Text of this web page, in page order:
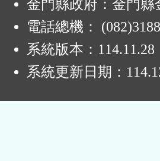
金門縣政府：金門縣
電話總機：
系統版本： 114.11.28
系統更新日期：